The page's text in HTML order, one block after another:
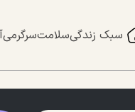
سبک زندگیسلامتسرگرمی